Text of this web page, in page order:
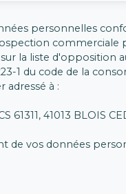
personnelles
commerciale
la liste d'opposition
1 du code de la
à :
61311, 41013 BLOIS
de vos données